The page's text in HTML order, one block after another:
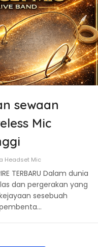
sewaan
Mic
Headset Mic
TERBARU Dalam dunia
dan pergerakan yang
sesebuah